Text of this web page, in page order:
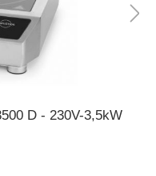
D - 230V-3,5kW